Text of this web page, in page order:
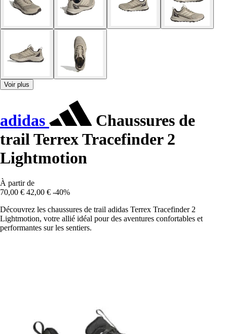
Voir plus
adidas
Chaussures de
trail Terrex Tracefinder 2
Lightmotion
À partir de
70,00 € 42,00 € -40%
Découvrez les chaussures de trail adidas Terrex Tracefinder 2
Lightmotion, votre allié idéal pour des aventures confortables et
performantes sur les sentiers.